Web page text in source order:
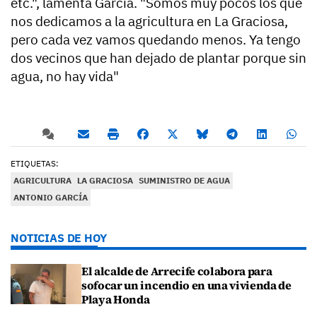
nos dedicamos a la agricultura en La Graciosa,
pero cada vez vamos quedando menos. Ya tengo
dos vecinos que han dejado de plantar porque sin
agua, no hay vida"
ETIQUETAS:
AGRICULTURA LA GRACIOSA SUMINISTRO DE AGUA
ANTONIO GARCÍA
NOTICIAS DE HOY
El alcalde de Arrecife colabora para
sofocar un incendio en una vivienda de
Playa Honda